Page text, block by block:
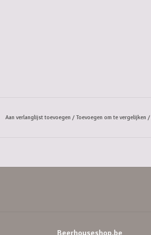
Aan verlanglijst toevoegen / Toevoegen om te vergelijken /
Beerhouseshop.be